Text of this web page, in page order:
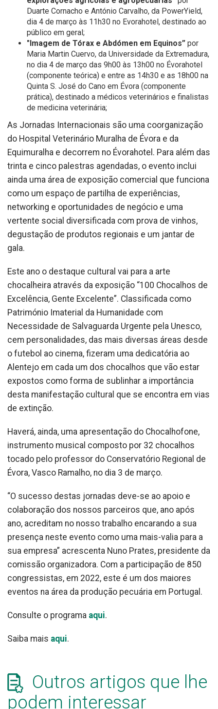
Duarte Cornacho e António Carvalho, da PowerYield,
dia 4 de março às 11h30 no Evorahotel, destinado ao
público em geral;
"Imagem de Tórax e Abdómen em Equinos” por
Maria Martin Cuervo, da Universidade da Extremadura,
no dia 4 de março das 9h00 às 13h00 no Évorahotel
(componente teórica) e entre as 14h30 e as 18h00 na
Quinta S. José do Cano em Évora (componente
prática), destinado a médicos veterinários e finalistas
de medicina veterinária;
As Jornadas Internacionais são uma coorganização
do Hospital Veterinário Muralha de Évora e da
Equimuralha e decorrem no Évorahotel. Para além das
trinta e cinco palestras agendadas, o evento inclui
ainda uma área de exposição comercial que funciona
como um espaço de partilha de experiências,
networking e oportunidades de negócio e uma
vertente social diversificada com prova de vinhos,
degustação de produtos regionais e um jantar de
gala.
Este ano o destaque cultural vai para a arte
chocalheira através da exposição “100 Chocalhos de
Excelência, Gente Excelente”. Classificada como
Património Imaterial da Humanidade com
Necessidade de Salvaguarda Urgente pela Unesco,
cem personalidades, das mais diversas áreas desde
o futebol ao cinema, fizeram uma dedicatória ao
Alentejo em cada um dos chocalhos que vão estar
expostos como forma de sublinhar a importância
desta manifestação cultural que se encontra em vias
de extinção.
Haverá, ainda, uma apresentação do Chocalhofone,
instrumento musical composto por 32 chocalhos
tocado pelo professor do Conservatório Regional de
Évora, Vasco Ramalho, no dia 3 de março.
“O sucesso destas jornadas deve-se ao apoio e
colaboração dos nossos parceiros que, ano após
ano, acreditam no nosso trabalho encarando a sua
presença neste evento como uma mais-valia para a
sua empresa” acrescenta Nuno Prates, presidente da
comissão organizadora. Com a participação de 850
congressistas, em 2022, este é um dos maiores
eventos na área da produção pecuária em Portugal.
Consulte o programa aqui.
Saiba mais aqui.
Outros artigos que lhe
podem interessar